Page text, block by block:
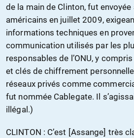
de la main de Clinton, fut
américains en juillet 2009,
informations techniques en
communication utilisés par les
responsables de l’ONU, y
et clés de chiffrement
réseaux privés comme
fut nommée Cablegate. Il
illégal.)
CLINTON : C’est [Assange] très